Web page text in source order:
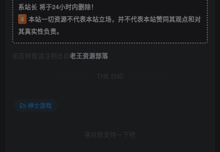
系站长 将于24小时内删除！
4 本站一切资源不代表本站立场，并不代表本站赞同其观点和对
其真实性负责。
如若转载请注明出自老王资源部落
THE END
绅士游戏
喜欢就支持一下吧